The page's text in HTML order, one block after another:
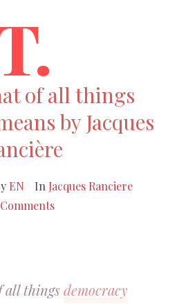
of all things
by Jacques
EN In Jacques Ranciere
all thingsdemocracy